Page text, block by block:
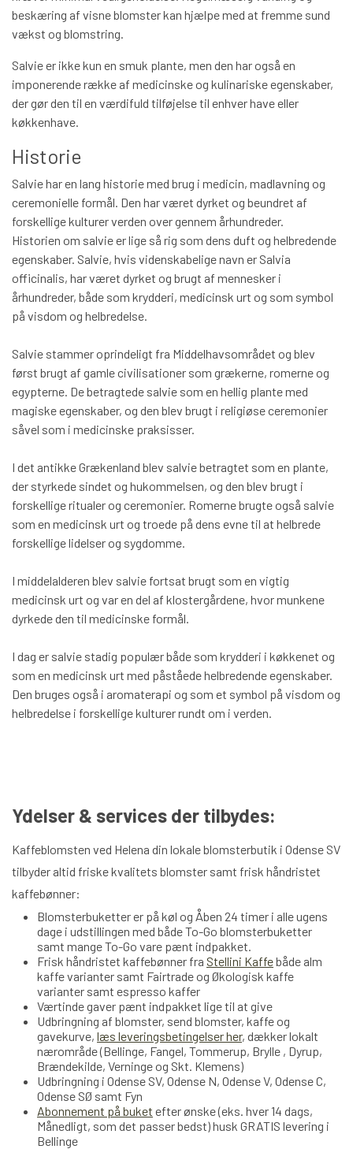
beskæring af visne blomster kan hjælpe med at fremme sund
vækst og blomstring.
Salvie er ikke kun en smuk plante, men den har også en
imponerende række af medicinske og kulinariske egenskaber,
der gør den til en værdifuld tilføjelse til enhver have eller
køkkenhave.
Historie
Salvie har en lang historie med brug i medicin, madlavning og
ceremonielle formål. Den har været dyrket og beundret af
forskellige kulturer verden over gennem århundreder.
Historien om salvie er lige så rig som dens duft og helbredende
egenskaber. Salvie, hvis videnskabelige navn er Salvia
officinalis, har været dyrket og brugt af mennesker i
århundreder, både som krydderi, medicinsk urt og som symbol
på visdom og helbredelse.
Salvie stammer oprindeligt fra Middelhavsområdet og blev
først brugt af gamle civilisationer som grækerne, romerne og
egypterne. De betragtede salvie som en hellig plante med
magiske egenskaber, og den blev brugt i religiøse ceremonier
såvel som i medicinske praksisser.
I det antikke Grækenland blev salvie betragtet som en plante,
der styrkede sindet og hukommelsen, og den blev brugt i
forskellige ritualer og ceremonier. Romerne brugte også salvie
som en medicinsk urt og troede på dens evne til at helbrede
forskellige lidelser og sygdomme.
I middelalderen blev salvie fortsat brugt som en vigtig
medicinsk urt og var en del af klostergårdene, hvor munkene
dyrkede den til medicinske formål.
I dag er salvie stadig populær både som krydderi i køkkenet og
som en medicinsk urt med påståede helbredende egenskaber.
Den bruges også i aromaterapi og som et symbol på visdom og
helbredelse i forskellige kulturer rundt om i verden.
Ydelser & services der tilbydes:
Kaffeblomsten ved Helena din lokale blomsterbutik i Odense SV
tilbyder altid friske kvalitets blomster samt frisk håndristet
kaffebønner:
Blomsterbuketter er på køl og Åben 24 timer i alle ugens
dage i udstillingen med både To-Go blomsterbuketter
samt mange To-Go vare pænt indpakket.
Frisk håndristet kaffebønner fra Stellini Kaffebåde alm
kaffe varianter samt Fairtrade og Økologisk kaffe
varianter samt espresso kaffer
Værtinde gaver pænt indpakket lige til at give
Udbringning af blomster, send blomster, kaffe og
gavekurve, læs leveringsbetingelser her, dækker lokalt
nærområde (Bellinge, Fangel, Tommerup, Brylle , Dyrup,
Brændekilde, Verninge og Skt. Klemens)
Udbringning i Odense SV, Odense N, Odense V, Odense C,
Odense SØ samt Fyn
Abonnement på buket efter ønske (eks. hver 14 dags,
Månedligt, som det passer bedst) husk GRATIS levering i
Bellinge